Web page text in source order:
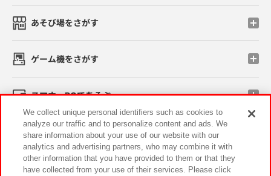
あそび場をさがす
ゲーム機をさがす
スマホ・PCであそぶ
イベント・キャンペーン
We collect unique personal identifiers such as cookies to
analyze our traffic and to personalize content and ads. We
share information about your use of our website with our
analytics and advertising partners, who may combine it with
other information that you have provided to them or that they
have collected from your use of their services. Please click